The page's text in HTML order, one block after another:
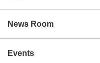
News Room
Events